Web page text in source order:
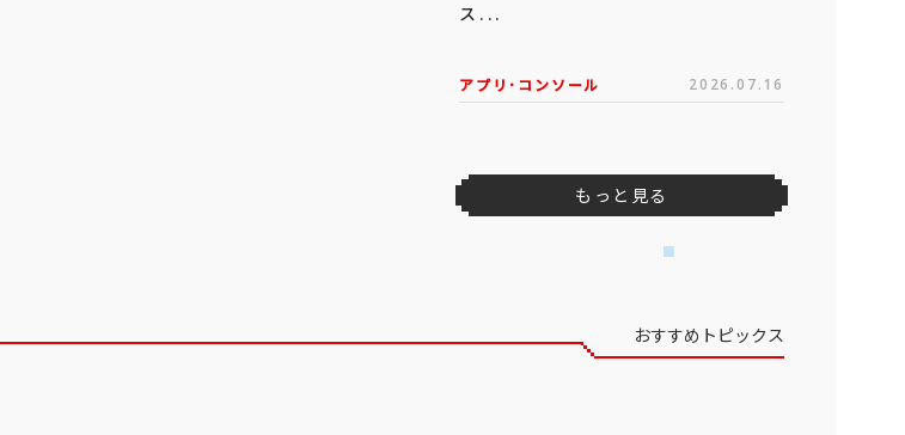
ス...
アプリ･コンソール 2026.07.16
もっと見る
おすすめトピックス